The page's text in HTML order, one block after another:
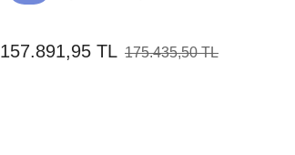
157.891,95 TL 175.435,50 TL